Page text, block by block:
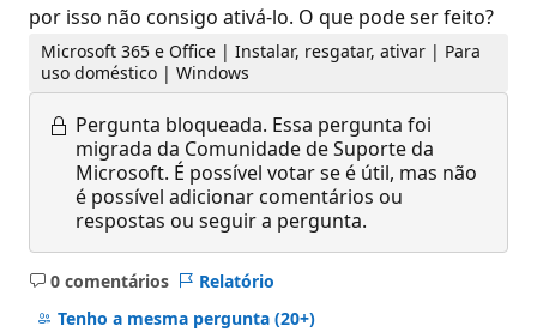
por isso não consigo ativá-lo. O que pode ser feito?
Microsoft 365 e Office | Instalar, resgatar, ativar | Para
uso doméstico | Windows
Pergunta bloqueada. Essa pergunta foi
migrada da Comunidade de Suporte da
Microsoft. É possível votar se é útil, mas não
é possível adicionar comentários ou
respostas ou seguir a pergunta.
0 comentários
Sem
comentários
Relatório
Tenho a mesma pergunta (20+)